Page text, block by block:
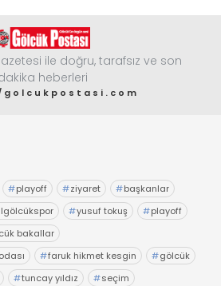
ile doğru, tarafsız ve son
heberleri
#playoff #ziyaret #başkanlar
#yusuf tokuş #playoff
bakallar
#faruk hikmet kesgin #gölcük
#tuncay yıldız #seçim